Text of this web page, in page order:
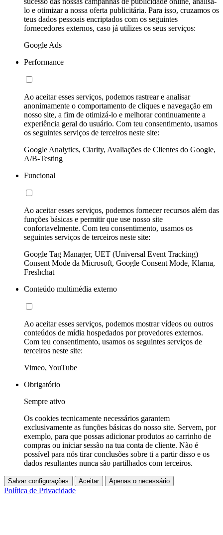
lo e otimizar a nossa oferta publicitária. Para isso, cruzamos os
teus dados pessoais encriptados com os seguintes
fornecedores externos, caso já utilizes os seus serviços:
Google Ads
Performance
Ao aceitar esses serviços, podemos rastrear e analisar
anonimamente o comportamento de cliques e navegação em
nosso site, a fim de otimizá-lo e melhorar continuamente a
experiência geral do usuário. Com teu consentimento, usamos
os seguintes serviços de terceiros neste site:
Google Analytics, Clarity, Avaliações de Clientes do Google,
A/B-Testing
Funcional
Ao aceitar esses serviços, podemos fornecer recursos além das
funções básicas e permitir que use nosso site
confortavelmente. Com teu consentimento, usamos os
seguintes serviços de terceiros neste site:
Google Tag Manager, UET (Universal Event Tracking)
Consent Mode da Microsoft, Google Consent Mode, Klarna,
Freshchat
Conteúdo multimédia externo
Ao aceitar esses serviços, podemos mostrar vídeos ou outros
conteúdos de mídia hospedados por provedores externos.
Com teu consentimento, usamos os seguintes serviços de
terceiros neste site:
Vimeo, YouTube
Obrigatório
Sempre ativo
Os cookies tecnicamente necessários garantem
exclusivamente as funções básicas do nosso site. Servem, por
exemplo, para que possas adicionar produtos ao carrinho de
compras ou iniciar sessão na tua conta de cliente. Não é
possível para nós tirar conclusões sobre ti a partir disso e os
dados resultantes nunca são partilhados com terceiros.
Salvar configurações Aceitar Apenas o necessário
Política de Privacidade